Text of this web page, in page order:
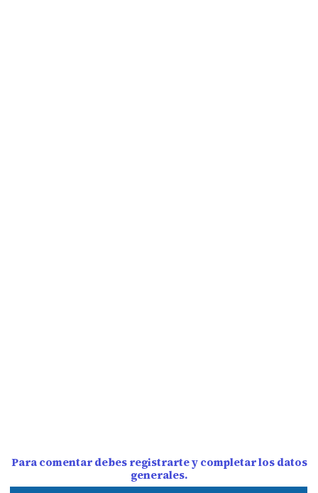
Para comentar debes registrarte y completar los datos
generales.